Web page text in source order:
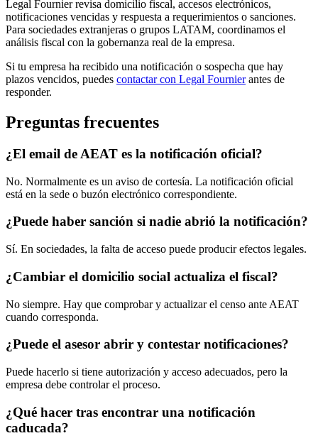
Legal Fournier revisa domicilio fiscal, accesos electrónicos,
notificaciones vencidas y respuesta a requerimientos o sanciones.
Para sociedades extranjeras o grupos LATAM, coordinamos el
análisis fiscal con la gobernanza real de la empresa.
Si tu empresa ha recibido una notificación o sospecha que hay
plazos vencidos, puedes contactar con Legal Fournierantes de
responder.
Preguntas frecuentes
¿El email de AEAT es la notificación oficial?
No. Normalmente es un aviso de cortesía. La notificación oficial
está en la sede o buzón electrónico correspondiente.
¿Puede haber sanción si nadie abrió la notificación?
Sí. En sociedades, la falta de acceso puede producir efectos legales.
¿Cambiar el domicilio social actualiza el fiscal?
No siempre. Hay que comprobar y actualizar el censo ante AEAT
cuando corresponda.
¿Puede el asesor abrir y contestar notificaciones?
Puede hacerlo si tiene autorización y acceso adecuados, pero la
empresa debe controlar el proceso.
¿Qué hacer tras encontrar una notificación
caducada?